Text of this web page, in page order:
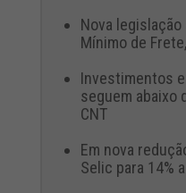
Nova
Mínimo de
Investimentos
seguem abaixo
CNT
Em nova
Selic para 14%